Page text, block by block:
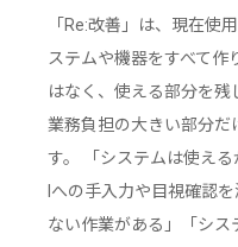
「Re:改善」は、現在使
ステムや機器をすべて作
はなく、使える部分を残
業務負担の大きい部分だ
す。 「システムは使え
lへの手入力や目視確認
ない作業がある」「シ